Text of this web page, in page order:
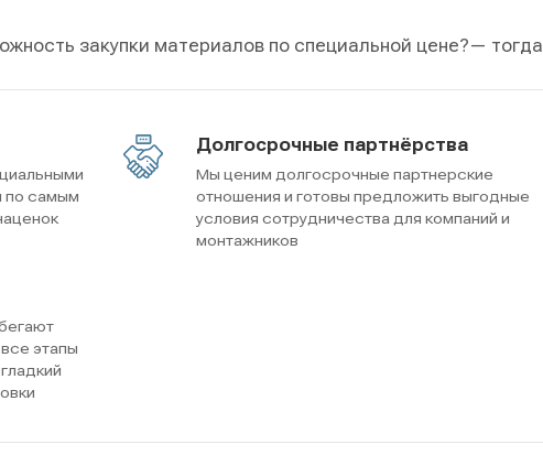
закупки материалов по специальной цене?— тогда
по самым
Долгосрочные партнёрства
Мы ценим долгосрочные партнерские
отношения и готовы предложить выгодные
условия сотрудничества для компаний и
монтажников
этапы